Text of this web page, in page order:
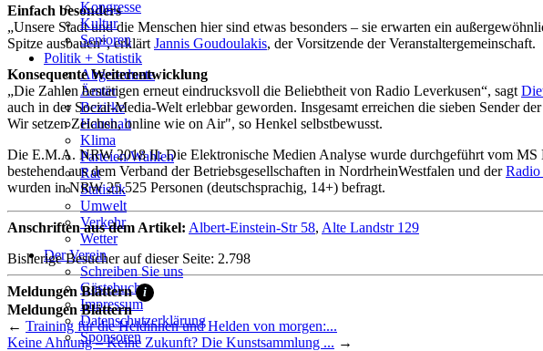
Kongresse
Kultur
Senioren
Stadtführer
Straßen
Politik + Statistik
Abgeordnete
Ämter
Bezirke
Haushalt
Klima
Parteien/Wahlen
Rat
Statistik
Umwelt
Verkehr
Wetter
Der Verein
Schreiben Sie uns
Gästebuch
Impressum
Datenschutzerklärung
Sponsoren
Einfach besonders
„Unsere Stadt und die Menschen hier sind etwas besonders – sie erwarten ein
Spitze ausbauen“, erklärt Jannis Goudoulakis, der Vorsitzende der Veranstaltergemeinschaft.
Konsequente Weiterentwicklung
„Die Zahlen bestätigen erneut eindrucksvoll die Beliebtheit von Radio Leverkusen“, sagt
auch in der Social-Media-Welt erlebbar geworden. Insgesamt erreichen die sieben Sender
Wir setzen Zeichen, online wie on Air", so Henkel selbstbewusst.
Die E.M.A. NRW 2018 II: Die Elektronische Medien Analyse wurde durchgeführt vom
bestehend aus dem Verband der Betriebsgesellschaften in NordrheinWestfalen und der
wurden in NRW 25.525 Personen (deutschsprachig, 14+) befragt.
Anschriften aus dem Artikel: Albert-Einstein-Str 58, Alte Landstr 129
Bisherige Besucher auf dieser Seite: 2.798
Meldungen Blättern i
Meldungen Blättern
← Training für die Heldinnen und Helden von morgen:...
Keine Ahnung – Keine Zukunft? Die Kunstsammlung ... →